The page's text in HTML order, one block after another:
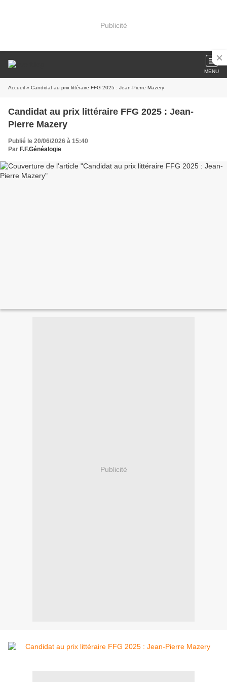
Publicité
MENU
Accueil » Candidat au prix littéraire FFG 2025 : Jean-Pierre Mazery
Candidat au prix littéraire FFG 2025 : Jean-
Pierre Mazery
Publié le 20/06/2026 à 15:40
Par F.F.Généalogie
Publicité